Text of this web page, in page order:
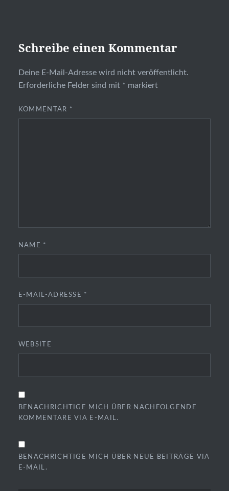
Schreibe einen Kommentar
Deine E-Mail-Adresse wird nicht veröffentlicht.
Erforderliche Felder sind mit * markiert
KOMMENTAR *
NAME *
E-MAIL-ADRESSE *
WEBSITE
BENACHRICHTIGE MICH ÜBER NACHFOLGENDE
KOMMENTARE VIA E-MAIL.
BENACHRICHTIGE MICH ÜBER NEUE BEITRÄGE VIA
E-MAIL.